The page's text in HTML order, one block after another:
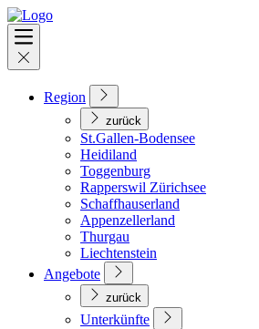
Region
zurück
St.Gallen-Bodensee
Heidiland
Toggenburg
Rapperswil Zürichsee
Schaffhauserland
Appenzellerland
Thurgau
Liechtenstein
Angebote
zurück
Unterkünfte